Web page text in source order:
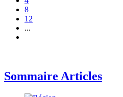
8
12
...
Sommaire Articles